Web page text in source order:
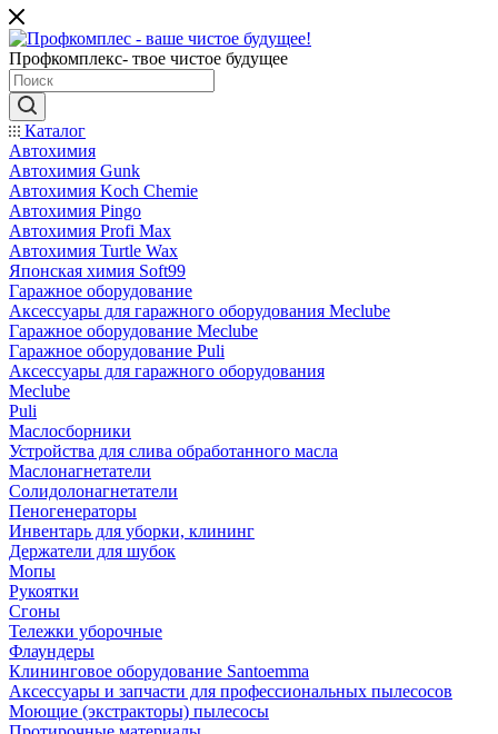
Профкомплекс- твое чистое будущее
Каталог
Автохимия
Автохимия Gunk
Автохимия Koch Chemie
Автохимия Pingo
Автохимия Profi Max
Автохимия Turtle Wax
Японская химия Soft99
Гаражное оборудование
Аксессуары для гаражного оборудования Meclube
Гаражное оборудование Meclube
Гаражное оборудование Puli
Аксессуары для гаражного оборудования
Meclube
Puli
Маслосборники
Устройства для слива обработанного масла
Маслонагнетатели
Солидолонагнетатели
Пеногенераторы
Инвентарь для уборки, клининг
Держатели для шубок
Мопы
Рукоятки
Сгоны
Тележки уборочные
Флаундеры
Клининговое оборудование Santoemma
Аксессуары и запчасти для профессиональных пылесосов
Моющие (экстракторы) пылесосы